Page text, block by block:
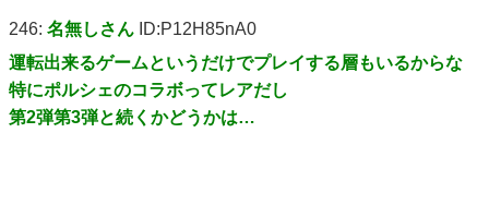
246: 名無しさん ID:P12H85nA0
運転出来るゲームというだけでプレイする層もいるからな
特にポルシェのコラボってレアだし
第2弾第3弾と続くかどうかは…